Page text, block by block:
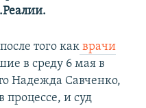
того как врачи
в среду 6 мая в
Надежда Савченко,
и суд